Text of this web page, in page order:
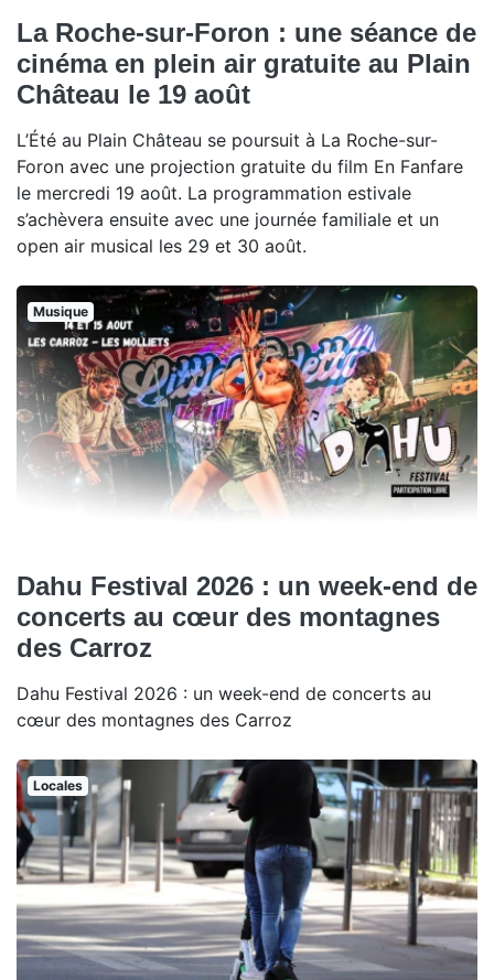
La Roche-sur-Foron : une séance de
cinéma en plein air gratuite au Plain
Château le 19 août
L’Été au Plain Château se poursuit à La Roche-sur-
Foron avec une projection gratuite du film En Fanfare
le mercredi 19 août. La programmation estivale
s’achèvera ensuite avec une journée familiale et un
open air musical les 29 et 30 août.
Musique
Dahu Festival 2026 : un week-end de
concerts au cœur des montagnes
des Carroz
Dahu Festival 2026 : un week-end de concerts au
cœur des montagnes des Carroz
Locales